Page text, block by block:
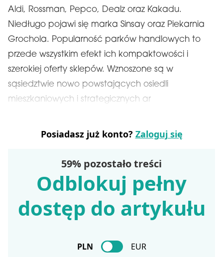
Aldi, Rossman, Pepco, Dealz oraz Kakadu.
Niedługo pojawi się marka Sinsay oraz Piekarnia
Grochola. Popularność parków handlowych to
przede wszystkim efekt ich kompaktowości i
szerokiej oferty sklepów. Wznoszone są w
sąsiedztwie nowo powstających osiedli
mieszkaniowych i strategicznych ar
Posiadasz już konto? Zaloguj się
59% pozostało treści
Odblokuj pełny
dostęp do artykułu
PLN EUR